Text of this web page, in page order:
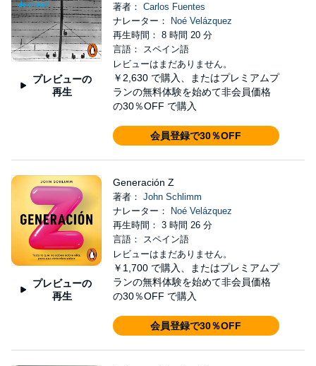
プレビューの
再生
著者： Carlos Fuentes
ナレーター：
Noé Velázquez
再生時間： 8 時間 20 分
言語： スペイン語
レビューはまだありません。
￥2,630 で購入、またはプレミアムプ
ランの無料体験を始めて非会員価格
の30％OFF で購入
会員登録で30％OFF
プレビューの
再生
Generación Z
著者： John Schlimm
ナレーター：
Noé Velázquez
再生時間： 3 時間 26 分
言語： スペイン語
レビューはまだありません。
￥1,700 で購入、またはプレミアムプ
ランの無料体験を始めて非会員価格
の30％OFF で購入
会員登録で30％OFF